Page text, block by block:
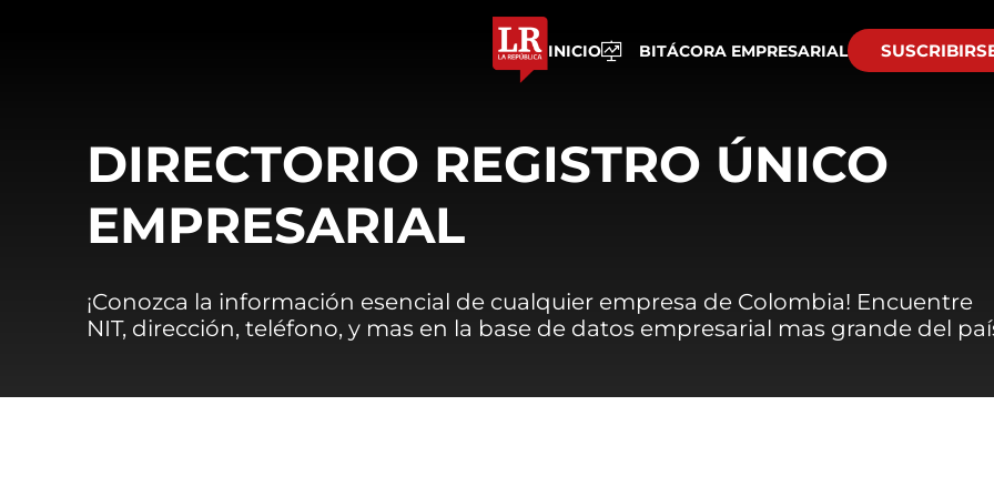
INICIO BITÁCORA EMPRESARIAL
DIRECTORIO REGISTRO ÚNICO
EMPRESARIAL
¡Conozca la información esencial de cualquier empresa de Colombia! Encuentre
NIT, dirección, teléfono, y mas en la base de datos empresarial mas grande del